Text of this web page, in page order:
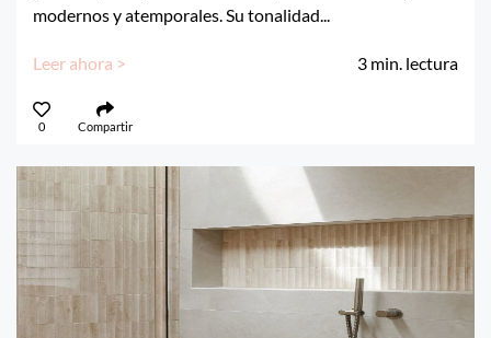
modernos y atemporales. Su tonalidad...
Leer ahora > 3 min. lectura
0 Compartir